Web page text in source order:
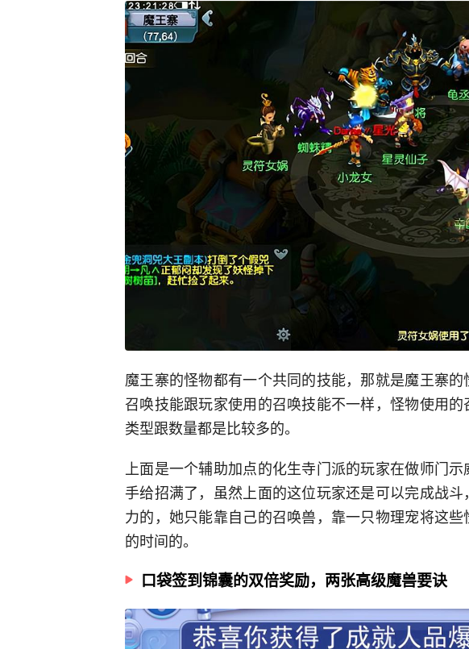
魔王寨的怪物都有一个共同的技能，那就是魔王寨
召唤技能跟玩家使用的召唤技能不一样，怪物使用
类型跟数量都是比较多的。
上面是一个辅助加点的化生寺门派的玩家在做师门
手给招满了，虽然上面的这位玩家还是可以完成战
力的，她只能靠自己的召唤兽，靠一只物理宠将这
的时间的。
口袋签到锦囊的双倍奖励，两张高级魔兽要诀